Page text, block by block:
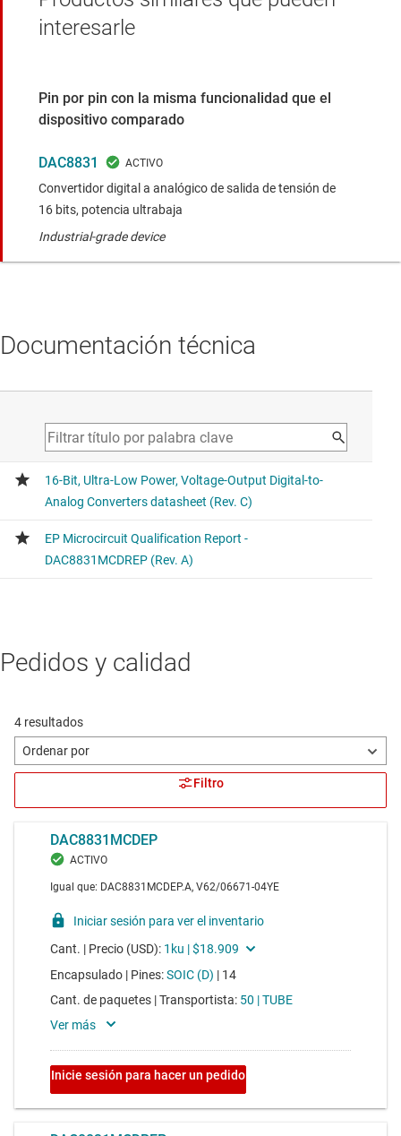
interesarle
Pin por pin con la misma funcionalidad que el
dispositivo comparado
DAC8831
Convertidor digital a analógico de salida de tensión de
16 bits, potencia ultrabaja
Industrial-grade device
Documentación técnica
Pedidos y calidad